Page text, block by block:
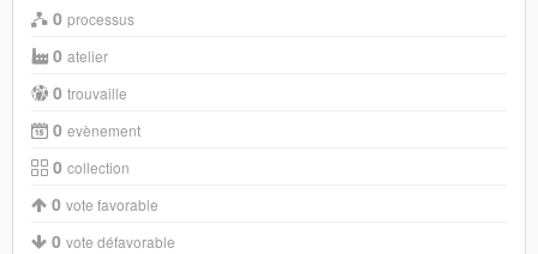
0 processus
0 atelier
0 trouvaille
0 evènement
0 collection
0 vote favorable
0 vote défavorable